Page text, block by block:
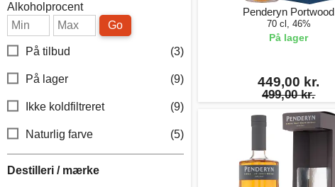
Alkoholprocent
Go
På tilbud (3)
På lager (9)
Ikke koldfiltreret (9)
Naturlig farve (5)
Destilleri / mærke
Penderyn Portwood
70 cl, 46%
På lager
449,00 kr.
499,00 kr.